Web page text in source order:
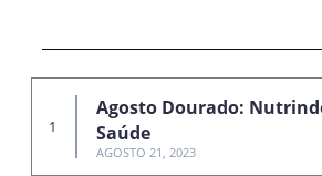
Agosto Dourado:
Saúde
AGOSTO 21, 2023